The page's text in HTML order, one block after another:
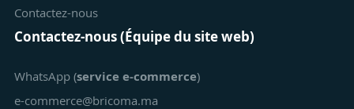
Contactez-nous
Contactez-nous (Équipe du site web)
WhatsApp (service e-commerce)
e-commerce@bricoma.ma